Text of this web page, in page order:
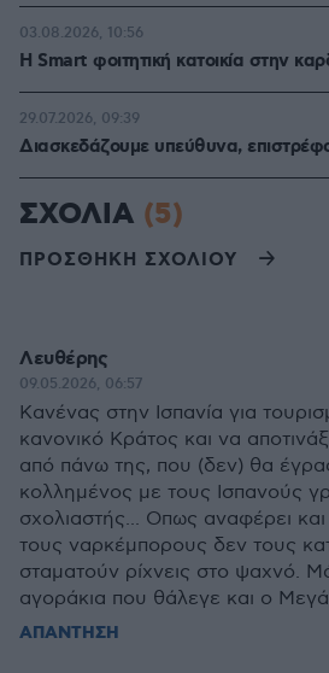
Η Smart φοιτητική κατοικία στην
03.08.2026, 10:56
Διασκεδάζουμε υπεύθυνα,
29.07.2026, 09:39
ΣΧΟΛΙΑ (5)
ΠΡΟΣΘΗΚΗ ΣΧΟΛΙΟΥ
Λευθέρης
09.05.2026, 06:57
Κανένας στην Ισπανία για
κανονικό Κράτος και να
από πάνω της, που (δεν) θα
κολλημένος με τους Ισπανούς
σχολιαστής... Οπως αναφέρει
τους ναρκέμπορους δεν τους
σταματούν ρίχνεις στο ψαχνό.
αγοράκια που θάλεγε και ο
ΑΠΑΝΤΗΣΗ